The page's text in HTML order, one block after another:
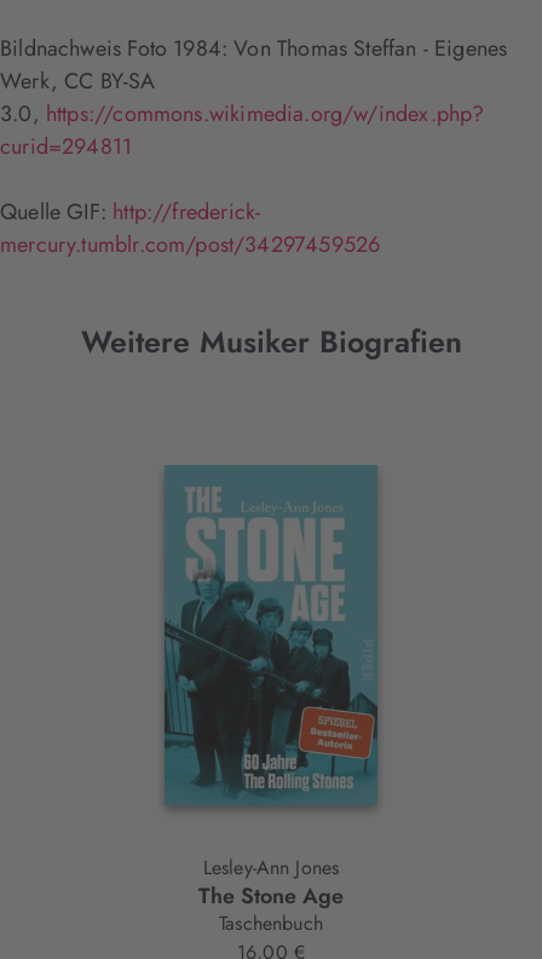
Bildnachweis Foto 1984: Von Thomas Steffan - Eigenes
Werk, CC BY-SA
3.0, https://commons.wikimedia.org/w/index.php?
curid=294811
Quelle GIF: http://frederick-
mercury.tumblr.com/post/34297459526
Weitere Musiker Biografien
Lesley-Ann Jones
The Stone Age
Taschenbuch
16,00 €